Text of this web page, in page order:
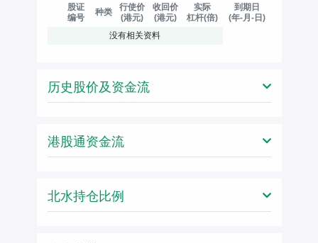
股证
编号
种类
行使价
(港元)
收回价
(港元)
实际
杠杆(倍)
到期日
(年-月-日)
没有相关资料
历史股价及资金流
港股通资金流
北水持仓比例